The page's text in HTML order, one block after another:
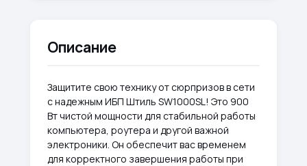
Описание
Защитите свою технику от сюрпризов в сети
с надежным ИБП Штиль SW1000SL! Это 900
Вт чистой мощности для стабильной работы
компьютера, роутера и другой важной
электроники. Он обеспечит вас временем
для корректного завершения работы при